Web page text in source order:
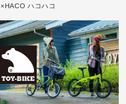
ハコハコ